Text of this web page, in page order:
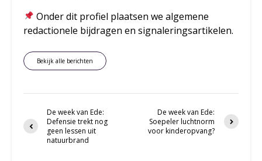
Onder dit profiel plaatsen we algemene
redactionele bijdragen en signaleringsartikelen.
Bekijk alle berichten
De week van Ede:
Defensie trekt nog
geen lessen uit
natuurbrand
De week van Ede:
Soepeler luchtnorm
voor kinderopvang?